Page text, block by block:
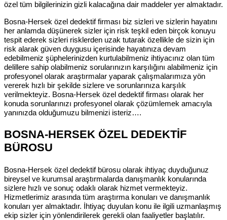
özel tüm bilgilerinizin gizli kalacağına dair maddeler yer almaktadır.
Bosna-Hersek özel dedektif firması biz sizleri ve sizlerin hayatını
her anlamda düşünerek sizler için risk teşkil eden birçok konuyu
tespit ederek sizleri risklerden uzak tutarak özellikle de sizin için
risk alarak güven duygusu içerisinde hayatınıza devam
edebilmeniz şüphelerinizden kurtulabilmeniz ihtiyacınız olan tüm
delillere sahip olabilmeniz sorularınızın karşılığını alabilmeniz için
profesyonel olarak araştırmalar yaparak çalışmalarımıza yön
vererek hızlı bir şekilde sizlere ve sorunlarınıza karşılık
verilmekteyiz. Bosna-Hersek özel dedektif firması olarak her
konuda sorunlarınızı profesyonel olarak çözümlemek amacıyla
yanınızda olduğumuzu bilmenizi isteriz….
BOSNA-HERSEK ÖZEL DEDEKTİF
BÜROSU
Bosna-Hersek özel dedektif bürosu olarak ihtiyaç duyduğunuz
bireysel ve kurumsal araştırmalarda danışmanlık konularında
sizlere hızlı ve sonuç odaklı olarak hizmet vermekteyiz.
Hizmetlerimiz arasında tüm araştırma konuları ve danışmanlık
konuları yer almaktadır. İhtiyaç duyulan konu ile ilgili uzmanlaşmış
ekip sizler için yönlendirilerek gerekli olan faaliyetler başlatılır.